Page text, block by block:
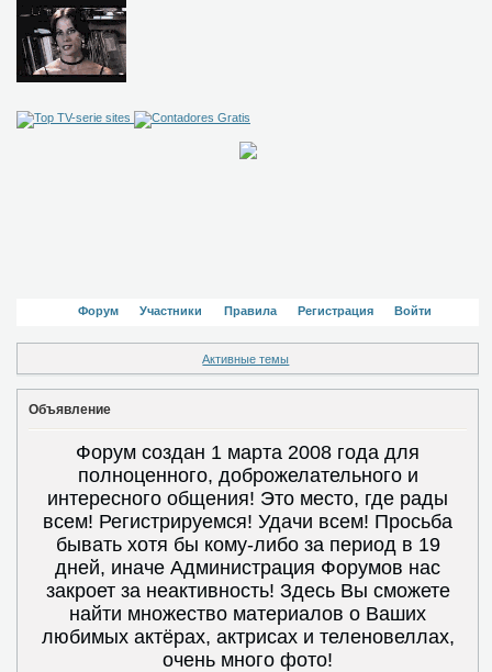
Форум Участники Правила Регистрация Войти
Активные темы
Объявление
Форум создан 1 марта 2008 года для
полноценного, доброжелательного и
интересного общения! Это место, где рады
всем! Регистрируемся! Удачи всем! Просьба
бывать хотя бы кому-либо за период в 19
дней, иначе Администрация Форумов нас
закроет за неактивность! Здесь Вы сможете
найти множество материалов о Ваших
любимых актёрах, актрисах и теленовеллах,
очень много фото!